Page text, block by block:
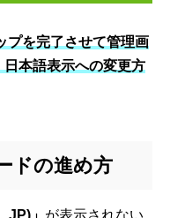
プを完了させて管理画
本語表示への変更方
ドの進め方
」 が表示されない